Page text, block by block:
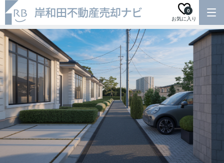
お気に入り
0